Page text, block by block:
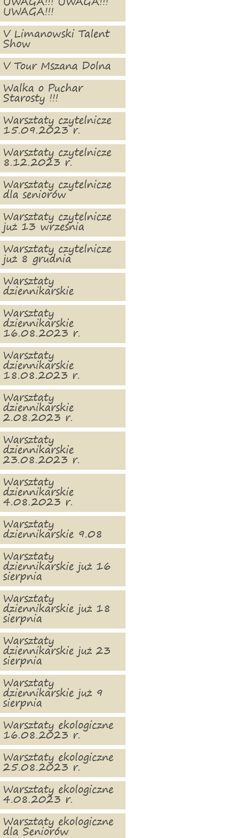
UWAGA!!!
V Limanowski Talent
Show
V Tour Mszana Dolna
Walka o Puchar
Starosty !!!
Warsztaty czytelnicze
15.09.2023 r.
Warsztaty czytelnicze
8.12.2023 r.
Warsztaty czytelnicze
dla seniorów
Warsztaty czytelnicze
już 13 września
Warsztaty czytelnicze
już 8 grudnia
Warsztaty
dziennikarskie
Warsztaty
dziennikarskie
16.08.2023 r.
Warsztaty
dziennikarskie
18.08.2023 r.
Warsztaty
dziennikarskie
2.08.2023 r.
Warsztaty
dziennikarskie
23.08.2023 r.
Warsztaty
dziennikarskie
4.08.2023 r.
Warsztaty
dziennikarskie 9.08
Warsztaty
dziennikarskie już 16
sierpnia
Warsztaty
dziennikarskie już 18
sierpnia
Warsztaty
dziennikarskie już 23
sierpnia
Warsztaty
dziennikarskie już 9
sierpnia
Warsztaty ekologiczne
16.08.2023 r.
Warsztaty ekologiczne
25.08.2023 r.
Warsztaty ekologiczne
4.08.2023 r.
Warsztaty ekologiczne
dla Seniorów